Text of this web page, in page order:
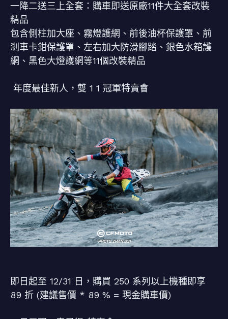
一降二送三上全套：購車即送原廠11件大全套改裝
精品
包含側柱加大座、霧燈護網、前後油杯保護罩、前
剎車卡鉗保護罩、左右加大防滑腳踏、銀色水箱護
網、黑色大燈護網等11個改裝精品
年度最佳新人，雙 1 1 冠軍特賣會
即日起至 12/31 日，購買 250 系列以上機種即享
89 折 (建議售價 * 89 % = 現金購車價)